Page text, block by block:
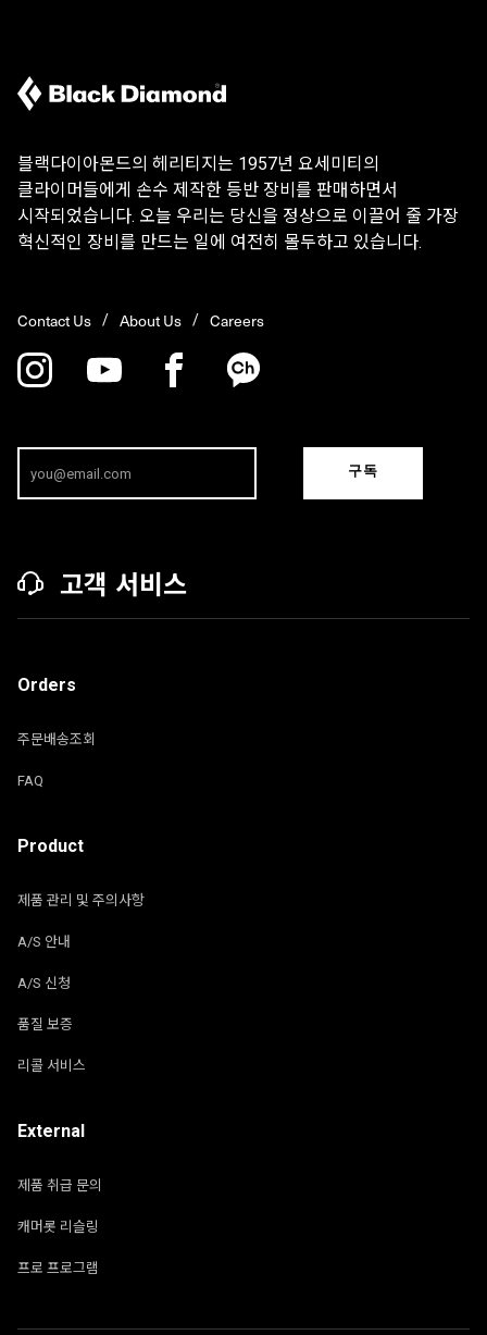
블랙다이아몬드의 헤리티지는 1957년 요세미티의
클라이머들에게 손수 제작한 등반 장비를 판매하면서
시작되었습니다. 오늘 우리는 당신을 정상으로 이끌어 줄 가장
혁신적인 장비를 만드는 일에 여전히 몰두하고 있습니다.
Contact Us About Us Careers
구독
고객 서비스
Orders
주문배송조회
FAQ
Product
제품 관리 및 주의사항
A/S 안내
A/S 신청
품질 보증
리콜 서비스
External
제품 취급 문의
캐머롯 리슬링
프로 프로그램